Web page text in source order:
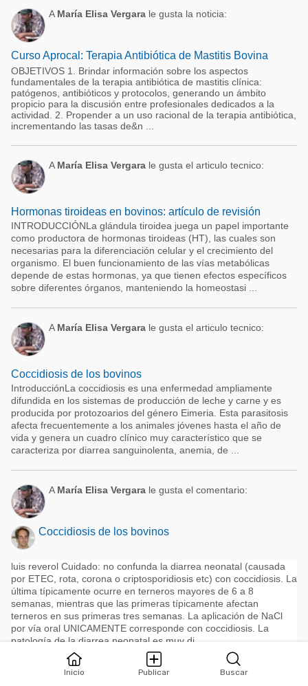
Inicio Publicar Buscar
A María Elisa Vergara le gusta la noticia:
Curso Aprocal: Terapia Antibiótica de Mastitis Bovina
OBJETIVOS 1. Brindar información sobre los aspectos
fundamentales de la terapia antibiótica de mastitis clínica:
patógenos, antibióticos y protocolos, generando un ámbito
propicio para la discusión entre profesionales dedicados a la
actividad. 2. Propender a un uso racional de la terapia antibiótica,
incrementando las tasas de&n ...
A María Elisa Vergara le gusta el articulo tecnico:
Hormonas tiroideas en bovinos: artículo de revisión
INTRODUCCIÓNLa glándula tiroidea juega un papel importante
como productora de hormonas tiroideas (HT), las cuales son
necesarias para la diferenciación celular y el crecimiento del
organismo. El buen funcionamiento de las vías metabólicas
depende de estas hormonas, ya que tienen efectos específicos
sobre diferentes órganos, manteniendo la homeostasi ...
A María Elisa Vergara le gusta el articulo tecnico:
Coccidiosis de los bovinos
IntroducciónLa coccidiosis es una enfermedad ampliamente
difundida en los sistemas de producción de leche y carne y es
producida por protozoarios del género Eimeria. Esta parasitosis
afecta frecuentemente a los animales jóvenes hasta el año de
vida y genera un cuadro clínico muy característico que se
caracteriza por diarrea sanguinolenta, anemia, de ...
A María Elisa Vergara le gusta el comentario:
Coccidiosis de los bovinos
luis reverol Cuidado: no confunda la diarrea neonatal (causada
por ETEC, rota, corona o criptosporidiosis etc) con coccidiosis. La
última típicamente ocurre en terneros mayores de 6 a 8
semanas, mientras que las primeras típicamente afectan
terneros en sus primeras tres semanas. La aplicación de NaCl
por vía oral UNICAMENTE corresponde con coccidiosis. La
patología de la diarrea neonatal es muy di ...